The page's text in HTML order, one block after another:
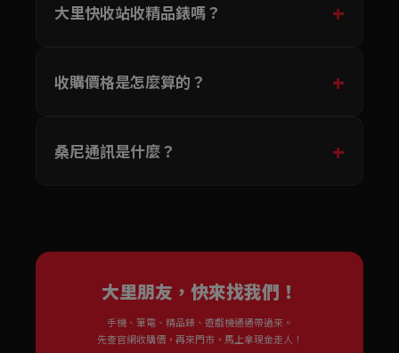
大里快收站收精品錶嗎？
收購價格是怎麼算的？
桑尼通訊是什麼？
大里朋友，快來找我們！
手機、筆電、精品錶、遊戲機通通帶過來。
先查官網收購價，再來門市，馬上拿現金走人！